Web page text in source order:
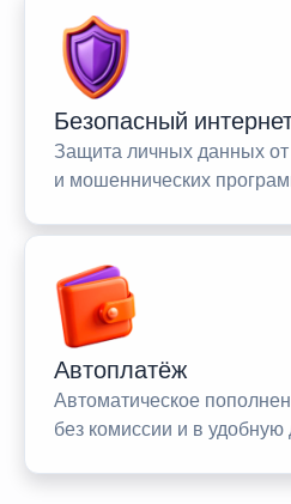
Безопасный
Защита личных данных от
и мошеннических
Автоплатёж
Автоматическое
без комиссии и в удобную